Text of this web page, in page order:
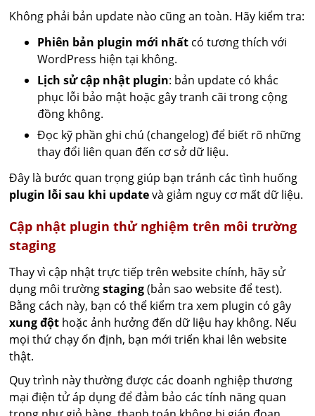
Không phải bản update nào cũng an toàn. Hãy kiểm tra:
Phiên bản plugin mới nhất có tương thích với
WordPress hiện tại không.
Lịch sử cập nhật plugin: bản update có khắc
phục lỗi bảo mật hoặc gây tranh cãi trong cộng
đồng không.
Đọc kỹ phần ghi chú (changelog) để biết rõ những
thay đổi liên quan đến cơ sở dữ liệu.
Đây là bước quan trọng giúp bạn tránh các tình huống
plugin lỗi sau khi updatevà giảm nguy cơ mất dữ liệu.
Cập nhật plugin thử nghiệm trên môi trường
staging
Thay vì cập nhật trực tiếp trên website chính, hãy sử
dụng môi trườngstaging(bản sao website để test).
Bằng cách này, bạn có thể kiểm tra xem plugin có gây
xung đột hoặc ảnh hưởng đến dữ liệu hay không. Nếu
mọi thứ chạy ổn định, bạn mới triển khai lên website
thật.
Quy trình này thường được các doanh nghiệp thương
mại điện tử áp dụng để đảm bảo các tính năng quan